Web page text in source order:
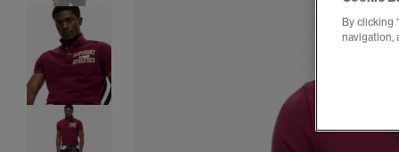
By clicking
navigation,